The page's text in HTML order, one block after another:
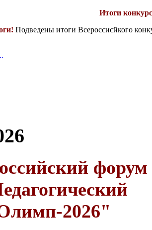
Итоги
Подведены итоги Всероссисйкого
форум
2026"